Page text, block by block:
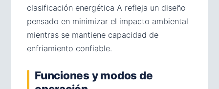
clasificación energética A refleja un diseño
pensado en minimizar el impacto ambiental
mientras se mantiene capacidad de
enfriamiento confiable.
Funciones y modos de